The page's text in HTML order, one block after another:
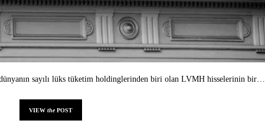
sayılı lüks tüketim holdinglerinden biri olan LVMH hisselerinin bir…
VIEW thePOST